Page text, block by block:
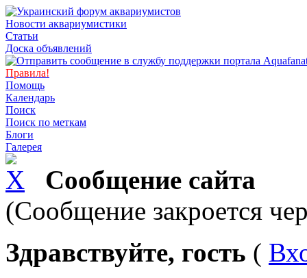
Новости аквариумистики
Статьи
Доска объявлений
Правила!
Помощь
Календарь
Поиск
Поиск по меткам
Блоги
Галерея
Сообщение сайта
(Сообщение закроется
Здравствуйте, гость (